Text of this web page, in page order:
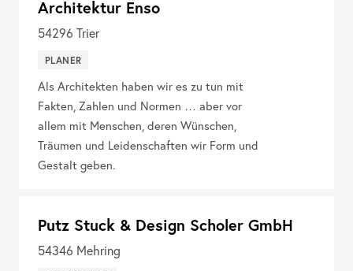
Architektur Enso
54296 Trier
PLANER
Als Architekten haben wir es zu tun mit
Fakten, Zahlen und Normen … aber vor
allem mit Menschen, deren Wünschen,
Träumen und Leidenschaften wir Form und
Gestalt geben.
Putz Stuck & Design Scholer GmbH
54346 Mehring